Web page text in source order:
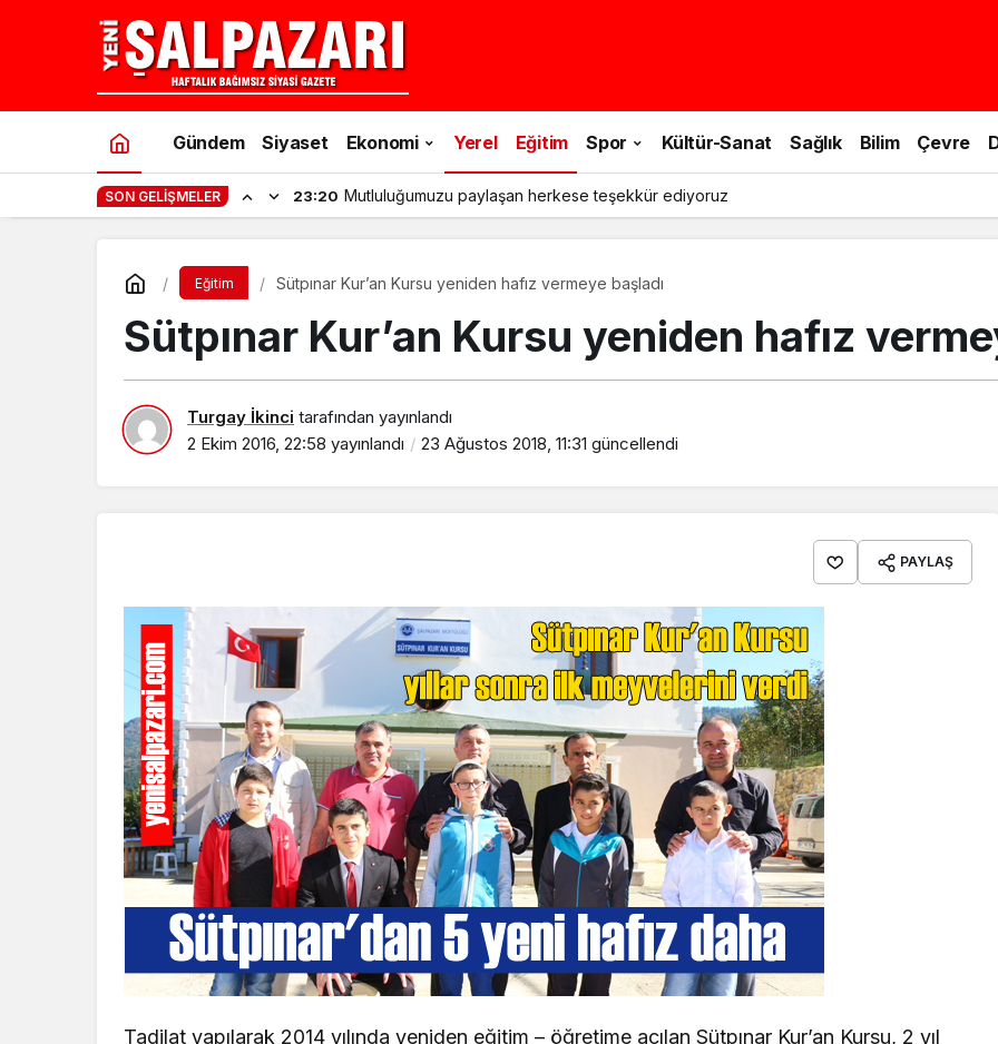
Gündem Siyaset Ekonomi Yerel Eğitim Spor Kültür-Sanat Sağlık Bilim Çevre
SON GELIŞMELER 23:20 Mutluluğumuzu paylaşan herkese teşekkür ediyoruz
Eğitim Sütpınar Kur’an Kursu yeniden hafız vermeye başladı
Sütpınar Kur’an Kursu yeniden hafız
Turgay İkinci tarafından yayınlandı
2 Ekim 2016, 22:58 yayınlandı 23 Ağustos 2018, 11:31 güncellendi
PAYLAŞ
Tadilat yapılarak 2014 yılında yeniden eğitim – öğretime açılan Sütpınar Kur’an Kursu, 2 yıl